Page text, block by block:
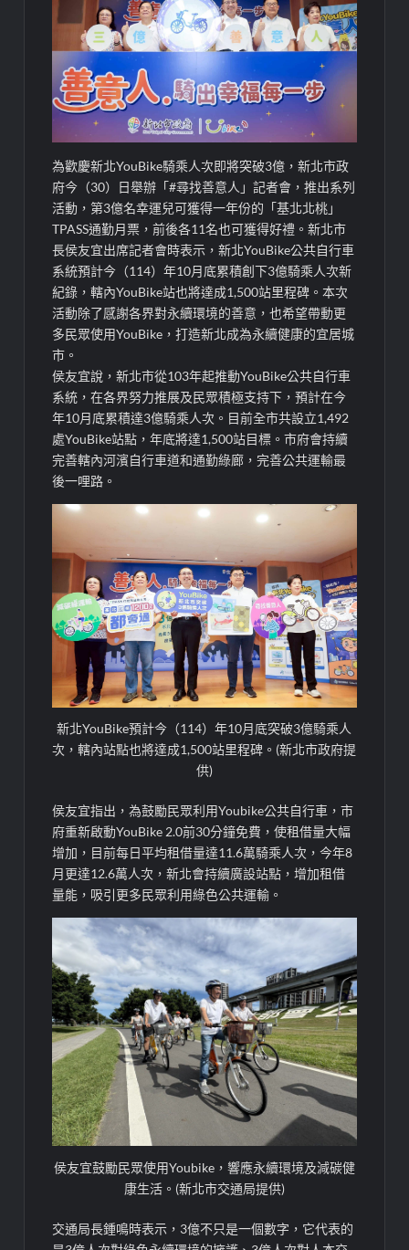
為歡慶新北YouBike騎乘人次即將突破3億，新北市政
府今（30）日舉辦「#尋找善意人」記者會，推出系列
活動，第3億名幸運兒可獲得一年份的「基北北桃」
TPASS通勤月票，前後各11名也可獲得好禮。新北市
長侯友宜出席記者會時表示，新北YouBike公共自行車
系統預計今（114）年10月底累積創下3億騎乘人次新
紀錄，轄內YouBike站也將達成1,500站里程碑。本次
活動除了感謝各界對永續環境的善意，也希望帶動更
多民眾使用YouBike，打造新北成為永續健康的宜居城
市。
侯友宜說，新北市從103年起推動YouBike公共自行車
系統，在各界努力推展及民眾積極支持下，預計在今
年10月底累積達3億騎乘人次。目前全市共設立1,492
處YouBike站點，年底將達1,500站目標。市府會持續
完善轄內河濱自行車道和通勤綠廊，完善公共運輸最
後一哩路。
新北YouBike預計今（114）年10月底突破3億騎乘人
次，轄內站點也將達成1,500站里程碑。(新北市政府提
供)
侯友宜指出，為鼓勵民眾利用Youbike公共自行車，市
府重新啟動YouBike 2.0前30分鐘免費，使租借量大幅
增加，目前每日平均租借量達11.6萬騎乘人次，今年8
月更達12.6萬人次，新北會持續廣設站點，增加租借
量能，吸引更多民眾利用綠色公共運輸。
侯友宜鼓勵民眾使用Youbike，響應永續環境及減碳健
康生活。(新北市交通局提供)
交通局長鍾鳴時表示，3億不只是一個數字，它代表的